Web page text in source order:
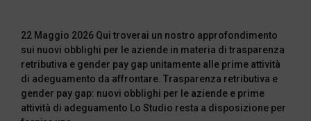
22 Maggio 2026 Qui troverai un nostro approfondimento
sui nuovi obblighi per le aziende in materia di trasparenza
retributiva e gender pay gap unitamente alle prime attività
di adeguamento da affrontare. Trasparenza retributiva e
gender pay gap: nuovi obblighi per le aziende e prime
attività di adeguamento Lo Studio resta a disposizione per